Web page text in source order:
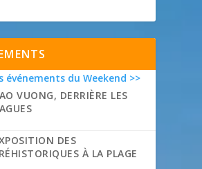
événements du Weekend >>
VUONG, DERRIÈRE LES
DES
À LA PLAGE